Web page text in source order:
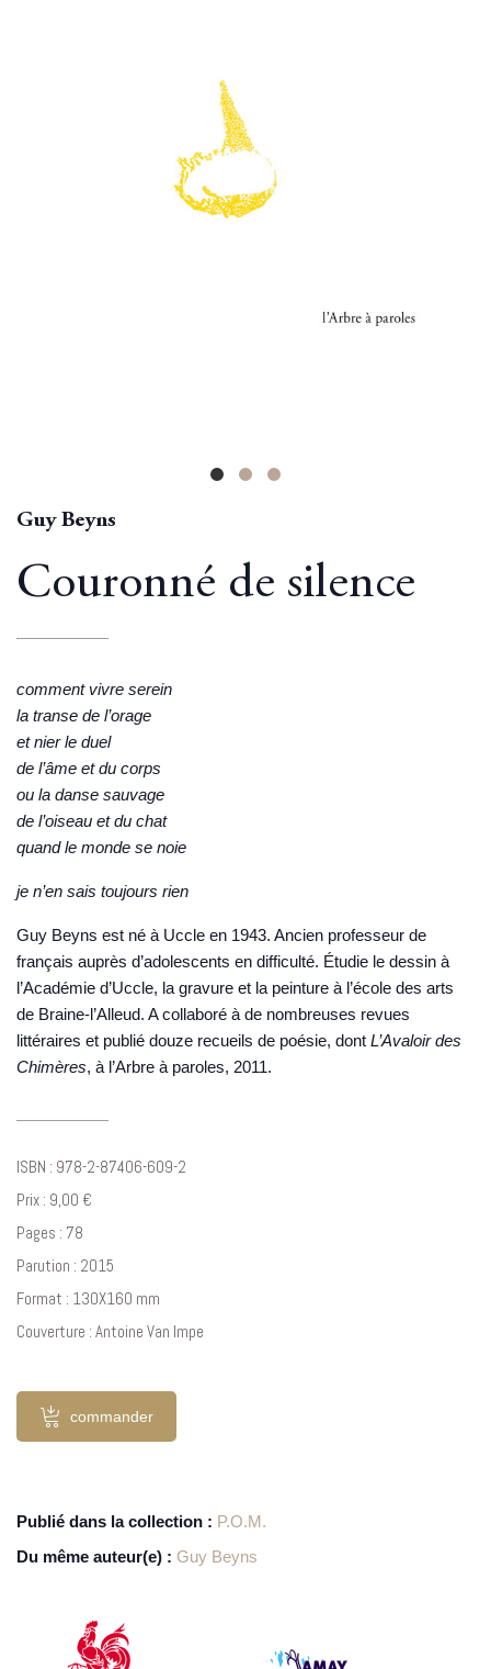
Guy Beyns
Couronné de silence
comment vivre serein
la transe de l’orage
et nier le duel
de l’âme et du corps
ou la danse sauvage
de l’oiseau et du chat
quand le monde se noie
je n’en sais toujours rien
Guy Beyns est né à Uccle en 1943. Ancien professeur de
français auprès d’adolescents en difficulté. Étudie le dessin à
l’Académie d’Uccle, la gravure et la peinture à l’école des arts
de Braine-l’Alleud. A collaboré à de nombreuses revues
littéraires et publié douze recueils de poésie, dont L’Avaloir des
Chimères, à l’Arbre à paroles, 2011.
ISBN : 978-2-87406-609-2
Prix : 9,00 €
Pages : 78
Parution : 2015
Format : 130X160 mm
Couverture : Antoine Van Impe
commander
Publié dans la collection : P.O.M.
Du même auteur(e) : Guy Beyns